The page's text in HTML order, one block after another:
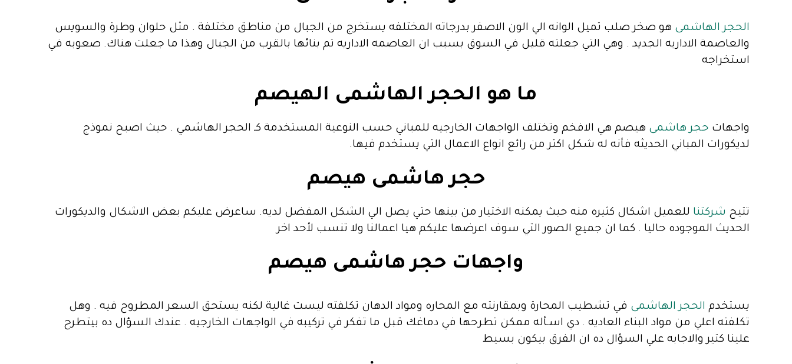
m
e
s
e
n
e
r
الحجر الهاشمى هو صخر صلب تميل الوانه الي الون الاصفر بدرجاته المختلفه يستخرج من الجبال من مناطق مختلفة . مثل حلوان وطرة والسويس
والعاصمة الاداريه الجديد . وهي التي جعلته قليل في السوق بسبب ان العاصمه الاداريه تم بنائها بالقرب من الجبال وهذا ما جعلت هناك. صعوبه في
استخراجه
ما هو الحجر الهاشمى الهيصم
واجهات حجر هاشمى هيصم هي الافخم وتختلف الواجهات الخارجيه للمباني حسب النوعية المستخدمة كـ الحجر الهاشمي . حيث اصبح نموذج
لديكورات المباني الحديثه فأنه له شكل اكتر من رائع انواع الاعمال التي يستخدم فيها.
حجر هاشمى هيصم
تتيح شركتنا للعميل اشكال كثيره منه حيث يمكنه الاختيار من بينها حتي يصل الي الشكل المفضل لديه. ساعرض عليكم بعض الاشكال والديكورات
الحديث الموجوده حاليا . كما ان جميع الصور التي سوف اعرضها عليكم هيا اعمالنا ولا تنسب لأحد اخر
واجهات حجر هاشمى هيصم
يستخدم الحجر الهاشمى في تشطيب المحارة وبمقارنته مع المحاره ومواد الدهان تكلفته ليست غالية لكنه يستحق السعر المطروح فيه . وهل
تكلفته اعلي من مواد البناء العاديه . دي اسـأله ممكن تطرحها في دماغك قبل ما تفكر في تركيبه في الواجهات الخارجيه . عندك السؤال ده بيتطرح
علينا كتير والاجابه علي السؤال ده ان الفرق بيكون بسيط